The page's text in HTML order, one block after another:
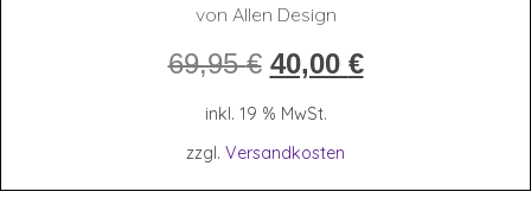
von Allen Design
69,95€ Ursprünglicher
war:
69,95 €
40,00 €Aktueller
inkl. 19 % MwSt.
zzgl. Versandkosten